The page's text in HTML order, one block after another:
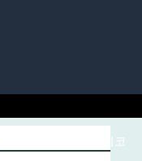
라즈베리 파이 피코